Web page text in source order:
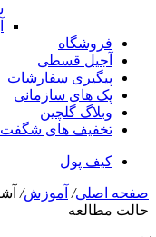
فروشگاه
آجیل قسطی
پیگیری سفارشات
پک های سازمانی
وبلاگ گلچین
تخفیف های شگفت
کیف پول
صفحه اصلی/ آموزش/
حالت مطالعه